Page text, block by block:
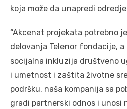
koja može da unapredi
“Akcenat projekata potrebno
delovanja Telenor fondacije,
socijalna inkluzija društveno
i umetnost i zaštita životne
podršku, naša kompanija sa
gradi partnerski odnos i unosi